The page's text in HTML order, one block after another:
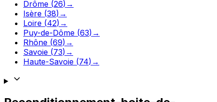
Drôme (26) →
Isère (38) →
Loire (42) →
Puy-de-Dôme (63) →
Rhône (69) →
Savoie (73) →
Haute-Savoie (74) →